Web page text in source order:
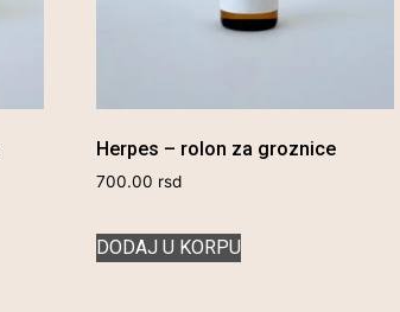
Herpes – rolon za groznice
700.00 rsd
DODAJ U KORPU